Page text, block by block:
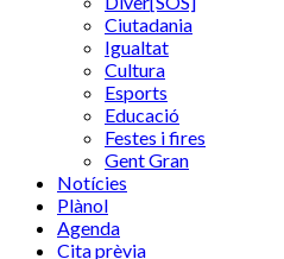
Ciutadania
Igualtat
Cultura
Esports
Educació
Festes i fires
Gent Gran
Notícies
Plànol
Agenda
Cita prèvia